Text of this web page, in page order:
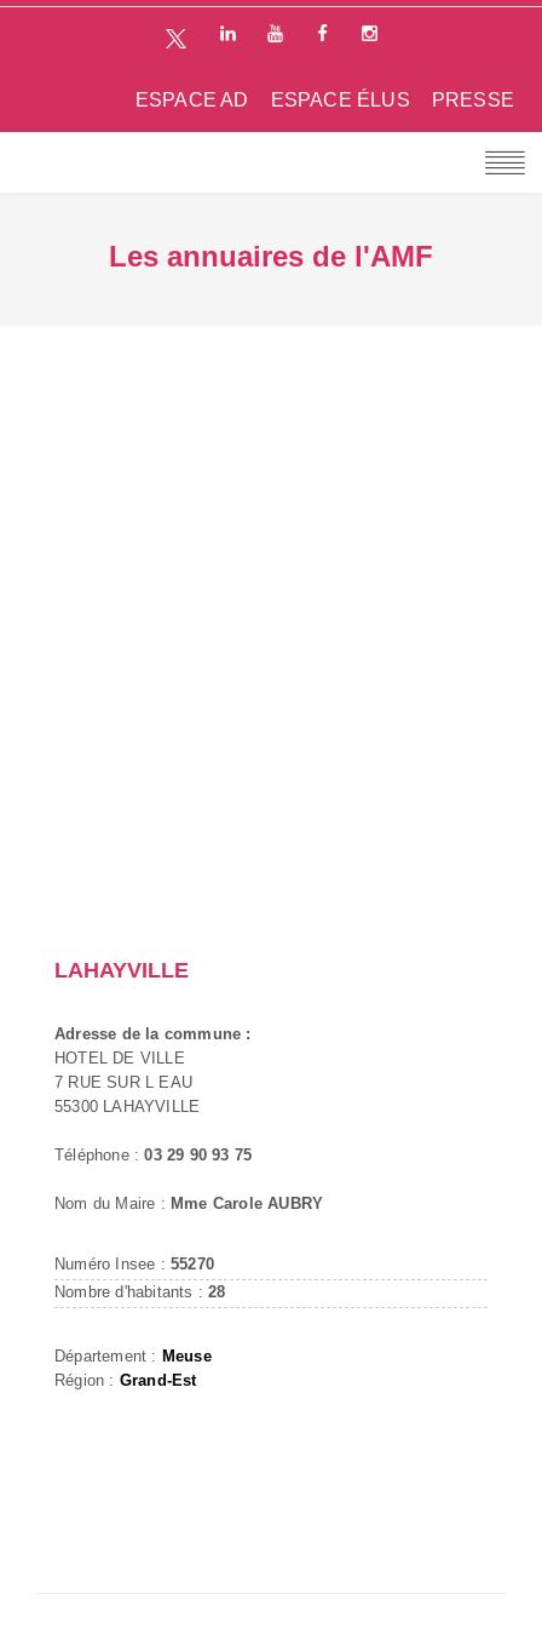
PRESSE
ESPACE ÉLUS
ESPACE AD
Les annuaires de l'AMF
LAHAYVILLE
Adresse de la commune :
HOTEL DE VILLE
7 RUE SUR L EAU
55300 LAHAYVILLE
Téléphone :03 29 90 93 75
Nom du Maire : Mme Carole AUBRY
Numéro Insee : 55270
Nombre d'habitants :28
Département : Meuse
Région : Grand-Est